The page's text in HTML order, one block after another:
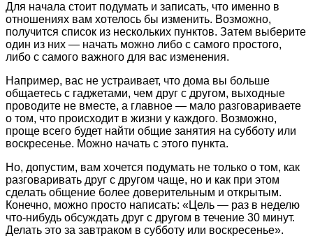
Для начала стоит подумать и записать, что именно в
отношениях вам хотелось бы изменить. Возможно,
получится список из нескольких пунктов. Затем выберите
один из них — начать можно либо с самого простого,
либо с самого важного для вас изменения.
Например, вас не устраивает, что дома вы больше
общаетесь с гаджетами, чем друг с другом, выходные
проводите не вместе, а главное — мало разговариваете
о том, что происходит в жизни у каждого. Возможно,
проще всего будет найти общие занятия на субботу или
воскресенье. Можно начать с этого пункта.
Но, допустим, вам хочется подумать не только о том, как
разговаривать друг с другом чаще, но и как при этом
сделать общение более доверительным и открытым.
Конечно, можно просто написать: «Цель — раз в неделю
что-нибудь обсуждать друг с другом в течение 30 минут.
Делать это за завтраком в субботу или воскресенье».